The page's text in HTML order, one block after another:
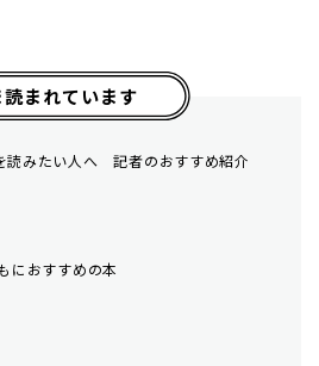
読まれています
読みたい人へ 記者のおすすめ紹介
におすすめの本